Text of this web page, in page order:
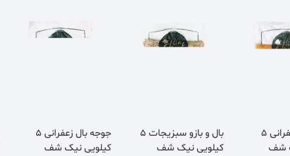
بال و بازو زعفرانی 5
شف
بال و بازو سبزیجات 5
کیلویی نیک شف
جوجه بال زعفرانی 5
کیلویی نیک شف